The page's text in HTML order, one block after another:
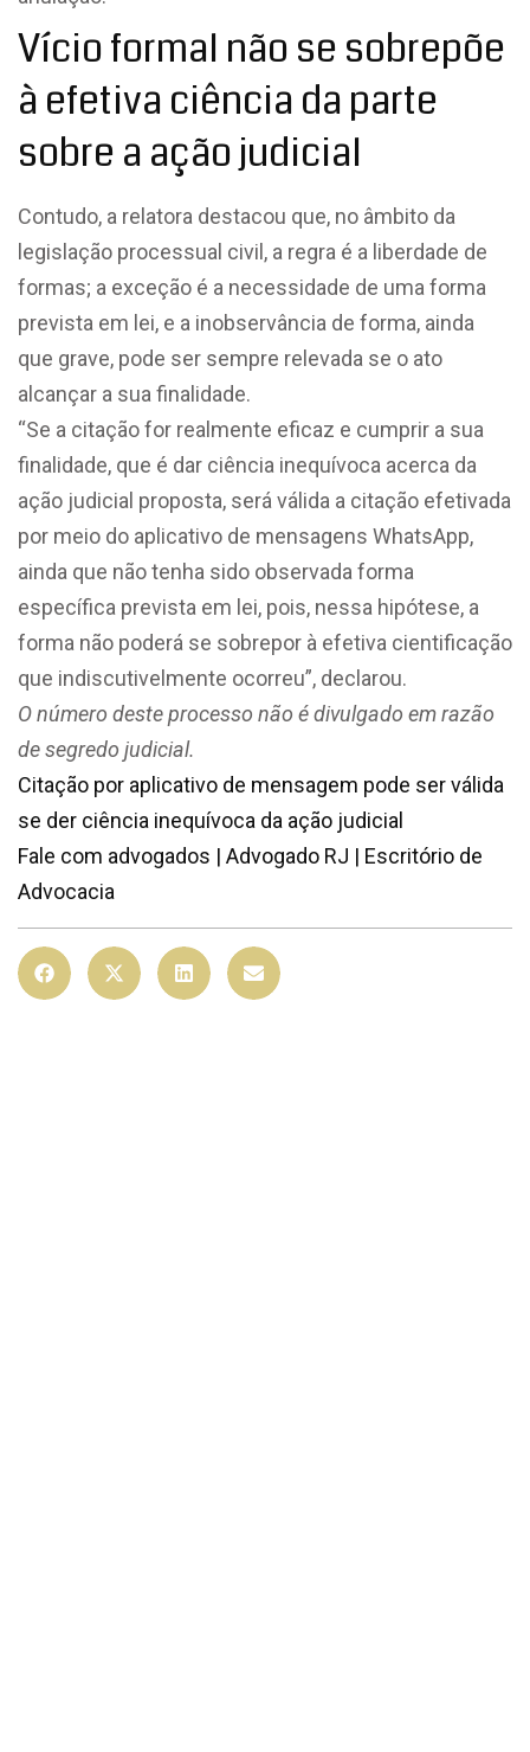
Vício formal não se sobrepõe
à efetiva ciência da parte
sobre a ação judicial
Contudo, a relatora destacou que, no âmbito da
legislação processual civil, a regra é a liberdade de
formas; a exceção é a necessidade de uma forma
prevista em lei, e a inobservância de forma, ainda
que grave, pode ser sempre relevada se o ato
alcançar a sua finalidade.
“Se a citaçãofor realmente eficaz e cumprir a sua
finalidade, que é dar ciência inequívoca acerca da
ação judicial proposta, será válida a citação efetivada
por meio do aplicativo de mensagens WhatsApp,
ainda que não tenha sido observada forma
específica prevista em lei, pois, nessa hipótese, a
forma não poderá se sobrepor à efetiva cientificação
que indiscutivelmente ocorreu”, declarou.
O número deste processo não é divulgado em razão
de segredo judicial.
Citação por aplicativo de mensagem pode ser válida
se der ciência inequívoca da ação judicial
Fale com advogados | Advogado RJ | Escritório de
Advocacia